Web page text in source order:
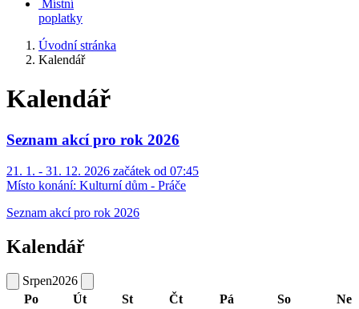
Místní
poplatky
Úvodní stránka
Kalendář
Kalendář
Seznam akcí pro rok 2026
21. 1. - 31. 12. 2026 začátek od 07:45
Místo konání: Kulturní dům - Práče
Seznam akcí pro rok 2026
Kalendář
Srpen2026
Po
Út St Čt Pá So Ne